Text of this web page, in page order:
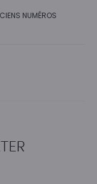
NUMÉROS